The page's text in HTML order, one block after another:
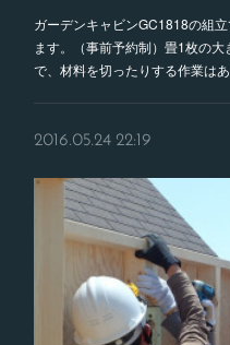
ガーデンキャビンGC1818の組
ます。（事前予約制）畳1枚の
で、材料を切ったりする作業は
2016.05.24 22:19